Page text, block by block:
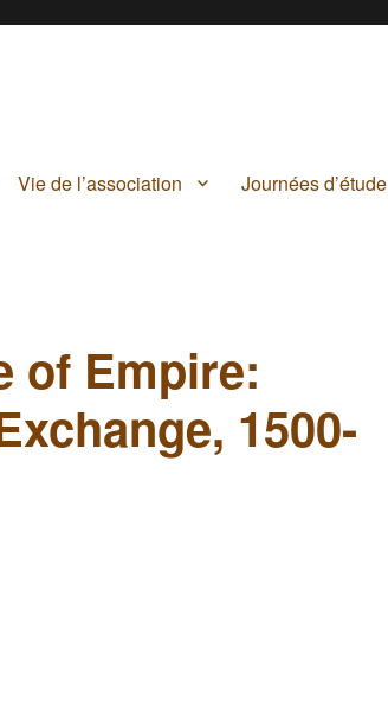
Vie de l’association Journées d’étude
of Empire:
1500-